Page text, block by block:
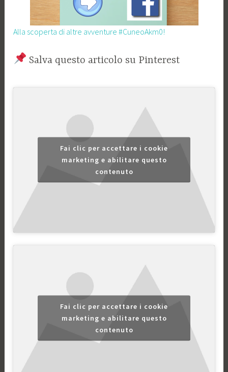
Alla scoperta di altre avventure #CuneoAkm0!
Salva questo articolo su Pinterest
Fai clic per accettare i cookie
marketing e abilitare questo
contenuto
Fai clic per accettare i cookie
marketing e abilitare questo
contenuto